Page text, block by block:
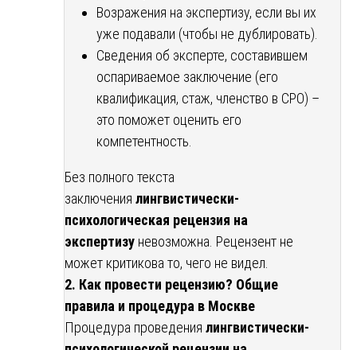
Возражения на экспертизу, если вы их
уже подавали (чтобы не дублировать).
Сведения об эксперте, составившем
оспариваемое заключение (его
квалификация, стаж, членство в СРО) –
это поможет оценить его
компетентность.
Без полного текста
заключения лингвистически-
психологическая рецензия на
экспертизу невозможна. Рецензент не
может критикова то, чего не видел.
2. Как провести рецензию? Общие
правила и процедура в Москве
Процедура проведения лингвистически-